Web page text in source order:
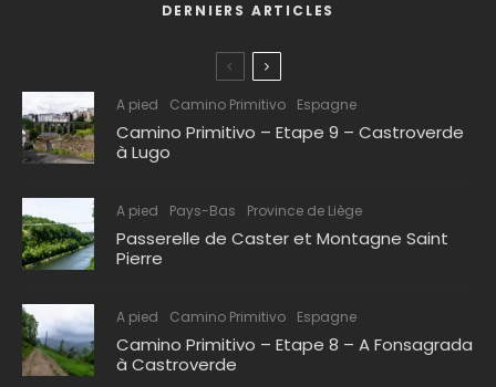
DERNIERS ARTICLES
A pied Camino Primitivo Espagne
Camino Primitivo – Etape 9 – Castroverde
à Lugo
A pied Pays-Bas Province de Liège
Passerelle de Caster et Montagne Saint
Pierre
A pied Camino Primitivo Espagne
Camino Primitivo – Etape 8 – A Fonsagrada
à Castroverde